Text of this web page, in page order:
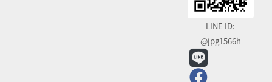
LINE ID:
@jpg1566h